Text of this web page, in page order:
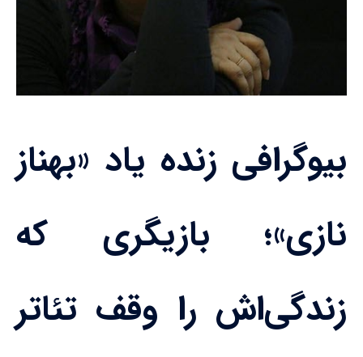
بیوگرافی زنده یاد «بهناز
نازی»؛ بازیگری که
زندگی‌اش را وقف تئاتر